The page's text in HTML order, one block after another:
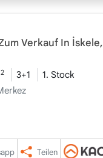
Verkauf In İskele,
2 3+1
1. Stock
Teilen